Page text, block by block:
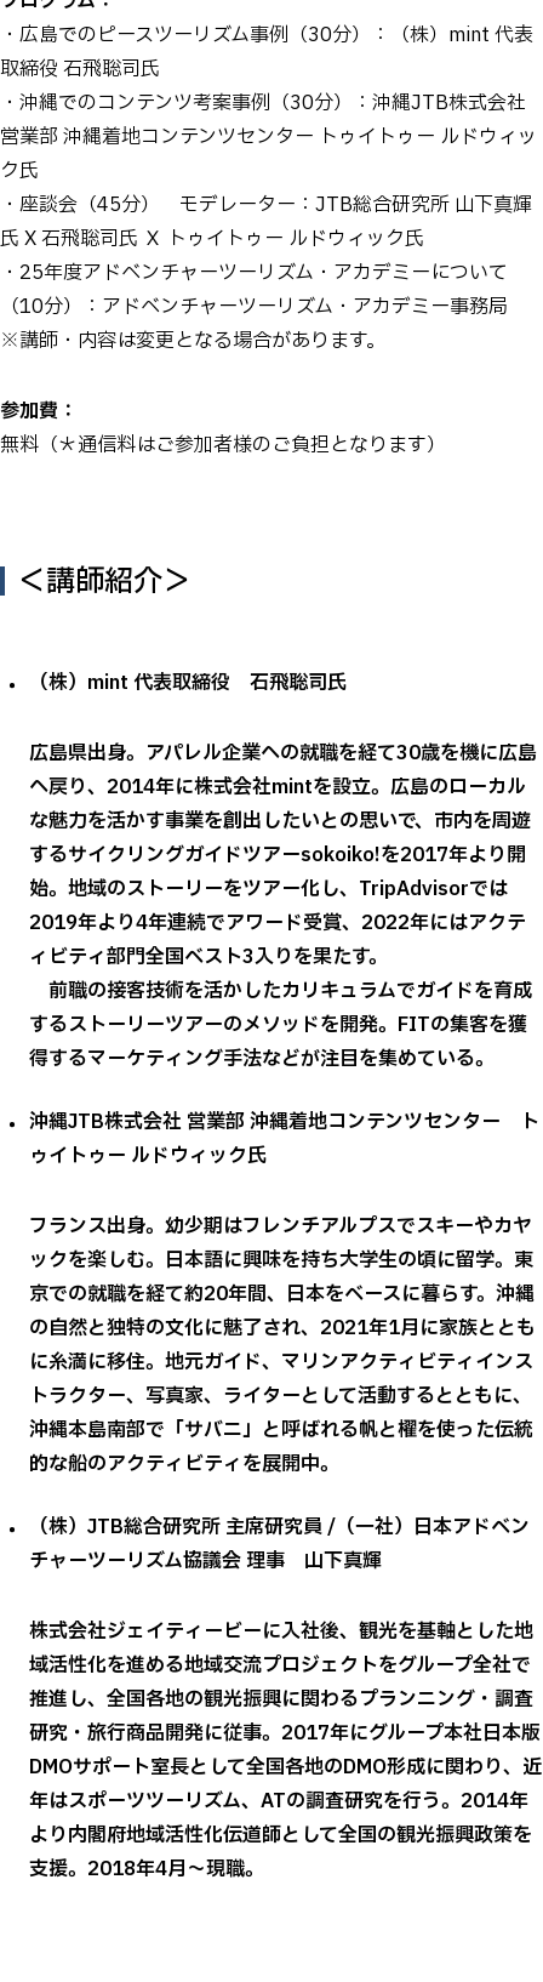
・広島でのピースツーリズム事例（30分）：（株）mint 代表
取締役 石飛聡司氏
・沖縄でのコンテンツ考案事例（30分）：沖縄JTB株式会社
営業部 沖縄着地コンテンツセンター トゥイトゥー ルドウィッ
ク氏
・座談会（45分） モデレーター：JTB総合研究所 山下真輝
氏 X 石飛聡司氏 Ｘ トゥイトゥー ルドウィック氏
・25年度アドベンチャーツーリズム・アカデミーについて
（10分）：アドベンチャーツーリズム・アカデミー事務局
※講師・内容は変更となる場合があります。
参加費：
無料（＊通信料はご参加者様のご負担となります）
＜講師紹介＞
（株）mint 代表取締役 石飛聡司氏
広島県出身。アパレル企業への就職を経て30歳を機に広島
へ戻り、2014年に株式会社mintを設立。広島のローカル
な魅力を活かす事業を創出したいとの思いで、市内を周遊
するサイクリングガイドツアーsokoiko!を2017年より開
始。地域のストーリーをツアー化し、TripAdvisorでは
2019年より4年連続でアワード受賞、2022年にはアクテ
ィビティ部門全国ベスト3入りを果たす。
前職の接客技術を活かしたカリキュラムでガイドを育成
するストーリーツアーのメソッドを開発。FITの集客を獲
得するマーケティング手法などが注目を集めている。
沖縄JTB株式会社 営業部 沖縄着地コンテンツセンター ト
ゥイトゥー ルドウィック氏
フランス出身。幼少期はフレンチアルプスでスキーやカヤ
ックを楽しむ。日本語に興味を持ち大学生の頃に留学。東
京での就職を経て約20年間、日本をベースに暮らす。沖縄
の自然と独特の文化に魅了され、2021年1月に家族ととも
に糸満に移住。地元ガイド、マリンアクティビティインス
トラクター、写真家、ライターとして活動するとともに、
沖縄本島南部で「サバニ」と呼ばれる帆と櫂を使った伝統
的な船のアクティビティを展開中。
（株）JTB総合研究所 主席研究員 /（一社）日本アドベン
チャーツーリズム協議会 理事 山下真輝
株式会社ジェイティービーに入社後、観光を基軸とした地
域活性化を進める地域交流プロジェクトをグループ全社で
推進し、全国各地の観光振興に関わるプランニング・調査
研究・旅行商品開発に従事。2017年にグループ本社日本版
DMOサポート室長として全国各地のDMO形成に関わり、近
年はスポーツツーリズム、ATの調査研究を行う。2014年
より内閣府地域活性化伝道師として全国の観光振興政策を
支援。2018年4月～現職。